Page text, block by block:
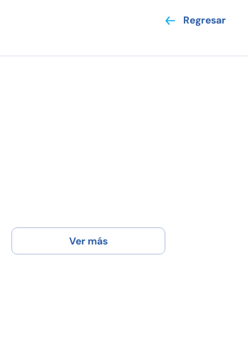
Regresar
Ver más